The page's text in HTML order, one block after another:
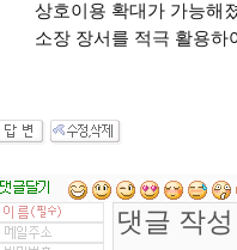
상호이용 확대가 가능해
소장 장서를 적극 활용하